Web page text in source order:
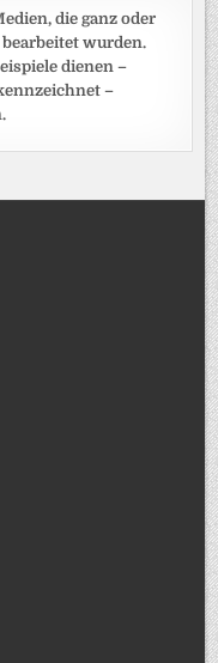
die ganz oder
wurden.
dienen –
–